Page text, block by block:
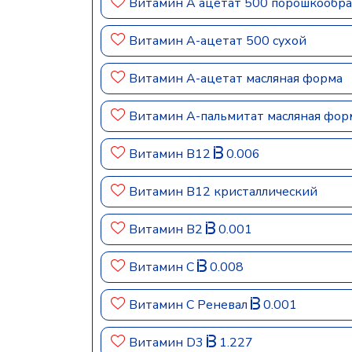
Витамин A-ацетат 500 сухой
Витамин A-ацетат масляная форма
Витамин A-пальмитат масляная
Витамин B12 0.006
Витамин B12 кристаллический
Витамин B2 0.001
Витамин C 0.008
Витамин C Реневал 0.001
Витамин D3 1.227